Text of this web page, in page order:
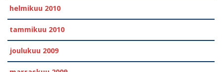
helmikuu 2010
tammikuu 2010
joulukuu 2009